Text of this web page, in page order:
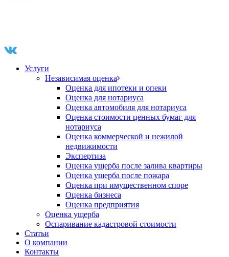
Услуги
Независимая оценка
Оценка для ипотеки и опеки
Оценка для нотариуса
Оценка автомобиля для нотариуса
Оценка стоимости ценных бумаг для
нотариуса
Оценка коммерческой и нежилой
недвижимости
Экспертиза
Оценка ущерба после залива квартиры
Оценка ущерба после пожара
Оценка при имущественном споре
Оценка бизнеса
Оценка предприятия
Оценка ущерба
Оспаривание кадастровой стоимости
Статьи
О компании
Контакты